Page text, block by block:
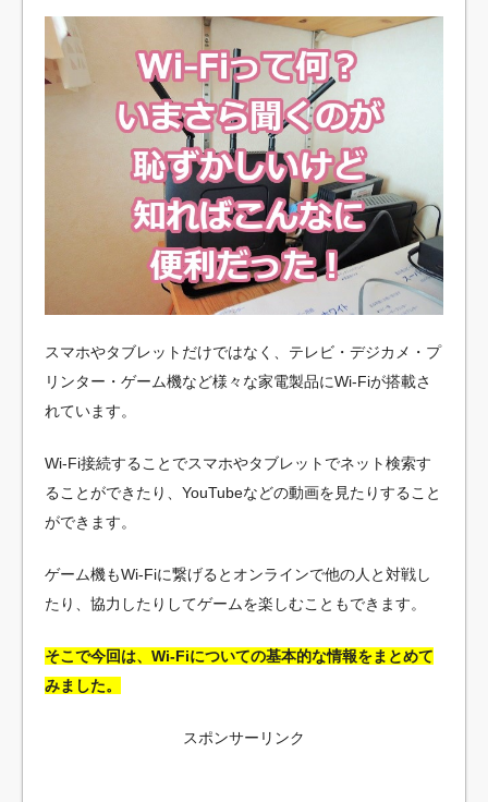
スマホやタブレットだけではなく、テレビ・デジカメ・プ
リンター・ゲーム機など様々な家電製品にWi-Fiが搭載さ
れています。
Wi-Fi接続することでスマホやタブレットでネット検索す
ることができたり、YouTubeなどの動画を見たりすること
ができます。
ゲーム機もWi-Fiに繋げるとオンラインで他の人と対戦し
たり、協力したりしてゲームを楽しむこともできます。
そこで今回は、Wi-Fiについての基本的な情報をまとめて
みました。
スポンサーリンク